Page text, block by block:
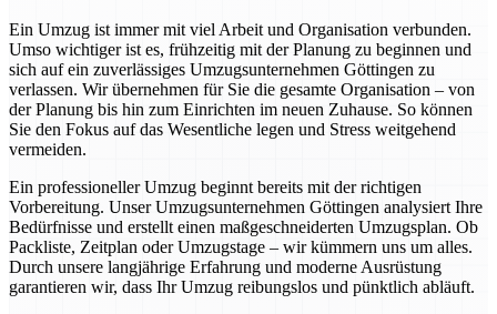
Ein Umzug ist immer mit viel Arbeit und Organisation verbunden.
Umso wichtiger ist es, frühzeitig mit der Planung zu beginnen und
sich auf ein zuverlässiges Umzugsunternehmen Göttingen zu
verlassen. Wir übernehmen für Sie die gesamte Organisation – von
der Planung bis hin zum Einrichten im neuen Zuhause. So können
Sie den Fokus auf das Wesentliche legen und Stress weitgehend
vermeiden.
Ein professioneller Umzug beginnt bereits mit der richtigen
Vorbereitung. Unser Umzugsunternehmen Göttingen analysiert Ihre
Bedürfnisse und erstellt einen maßgeschneiderten Umzugsplan. Ob
Packliste, Zeitplan oder Umzugstage – wir kümmern uns um alles.
Durch unsere langjährige Erfahrung und moderne Ausrüstung
garantieren wir, dass Ihr Umzug reibungslos und pünktlich abläuft.